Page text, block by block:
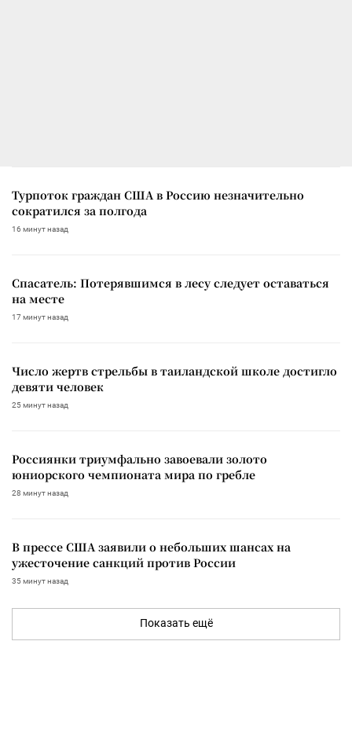
Турпоток граждан США в Россию незначительно
сократился за полгода
16 минут назад
Спасатель: Потерявшимся в лесу следует оставаться
на месте
17 минут назад
Число жертв стрельбы в таиландской школе достигло
девяти человек
25 минут назад
Россиянки триумфально завоевали золото
юниорского чемпионата мира по гребле
28 минут назад
В прессе США заявили о небольших шансах на
ужесточение санкций против России
35 минут назад
Показать ещё